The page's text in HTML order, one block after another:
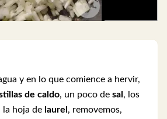
y en lo que comience a hervir,
de caldo, un poco de sal , los
la hoja de laurel , removemos,